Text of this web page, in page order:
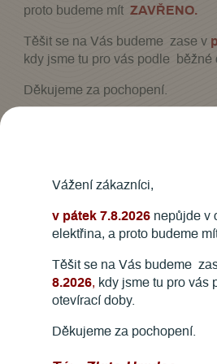
Vážení zákazníci,
v pátek 7.8.2026 nepůjde v
elektřina, a proto budeme
Těšit se na Vás budeme
8.2026, kdy jsme tu pro vás
otevírací doby.
Děkujeme za pochopení.
proto budeme mít ZAVŘENO.
Těšit se na Vás budeme zase v
kdy jsme tu pro vás podle běžné
Děkujeme za pochopení.